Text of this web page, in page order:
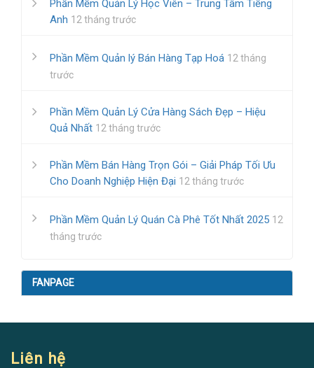
Phần Mềm Quản Lý Học Viên – Trung Tâm Tiếng
Anh 12 tháng trước
Phần Mềm Quản lý Bán Hàng Tạp Hoá 12 tháng
trước
Phần Mềm Quản Lý Cửa Hàng Sách Đẹp – Hiệu
Quả Nhất 12 tháng trước
Phần Mềm Bán Hàng Trọn Gói – Giải Pháp Tối Ưu
Cho Doanh Nghiệp Hiện Đại 12 tháng trước
Phần Mềm Quản Lý Quán Cà Phê Tốt Nhất 2025 12
tháng trước
FANPAGE
Liên hệ